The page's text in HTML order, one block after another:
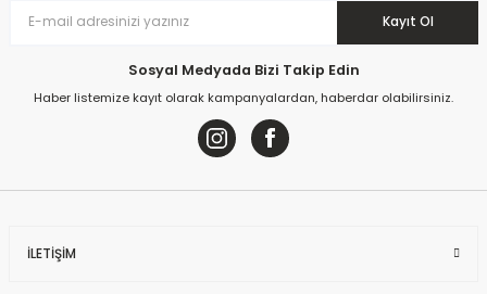
Sandalie
Maxima Mermer Desenli / Violet Masa Takımı - Siyah
Son 1 hafta içinde 13 kişi sepete ekledi
Kayıt Ol
Sosyal Medyada Bizi Takip Edin
Haber listemize kayıt olarak kampanyalardan, haberdar olabilirsiniz.
İLETİŞİM